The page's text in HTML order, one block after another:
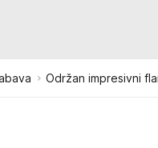
Održan impresivni